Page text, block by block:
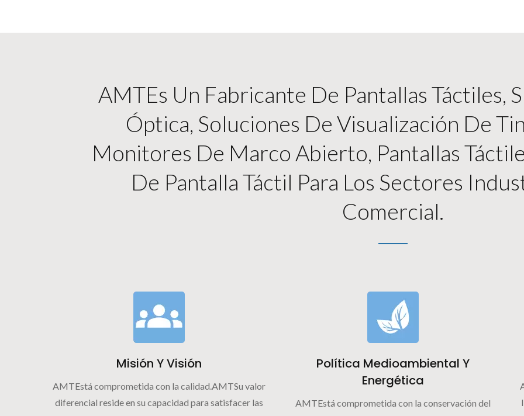
AMTEs Un Fabricante De Pantallas Táctiles,
Óptica, Soluciones De Visualización De
Monitores De Marco Abierto, Pantallas
De Pantalla Táctil Para Los Sectores
Comercial.
Misión Y Visión
AMTEstá comprometida con la calidad.AMTSu valor
diferencial reside en su capacidad para satisfacer las
Política Medioambiental Y
Energética
AMTEstá comprometida con la conservación del